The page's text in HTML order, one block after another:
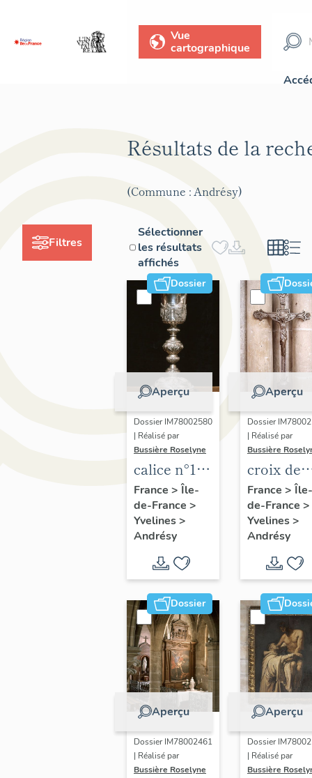
Vue
cartographique
Filtres
Résultats de la
(Commune : Andrésy)
Sélectionner
les résultats
affichés
Dossier
Aperçu
Dossier IM78002580
| Réalisé par
Bussière Roselyne
calice n°1,
patène
France > Île-
de-France >
Yvelines>
Andrésy
Aperçu
Dossier
| Réalisé par
Bussière
croix de
n°1
France > Île-
de-France >
Yvelines>
Andrésy
Dossier
Aperçu
Dossier IM78002461
| Réalisé par
Bussière Roselyne
Aperçu
Dossier
| Réalisé par
Bussière